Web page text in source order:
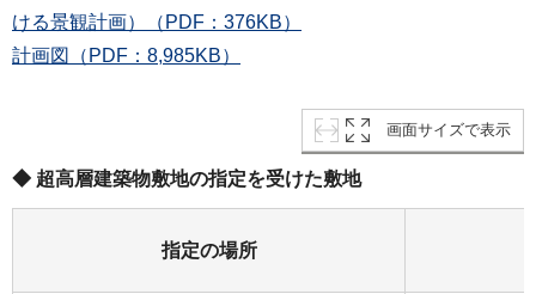
ける景観計画）（PDF：376KB）
計画図（PDF：8,985KB）
画面サイズで表示
◆ 超高層建築物敷地の指定を受けた敷地
指定の場所